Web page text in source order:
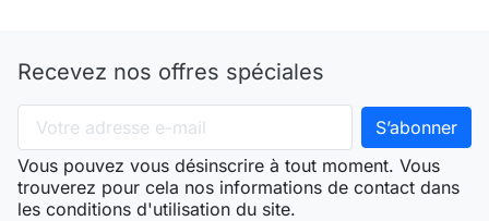
Recevez nos offres spéciales
Vous pouvez vous désinscrire à tout moment. Vous
trouverez pour cela nos informations de contact dans
les conditions d'utilisation du site.